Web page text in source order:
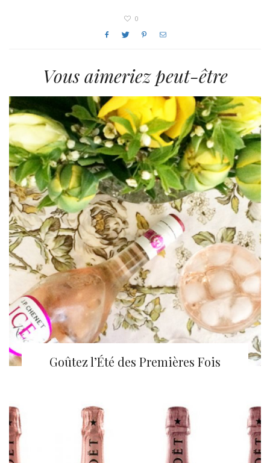
0
Vous aimeriez peut-être
Goûtez l’Été des Premières Fois